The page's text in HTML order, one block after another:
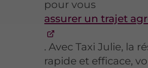
pour vous
assurer un trajet
. Avec Taxi Julie, la
rapide et efficace,